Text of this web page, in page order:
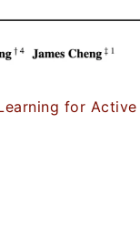
for Active